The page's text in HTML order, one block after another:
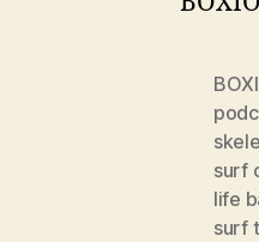
surf
life
surf